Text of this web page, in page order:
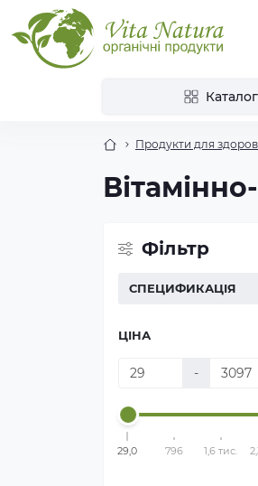
Каталог
Продукти для
Фільтр
СПЕЦИФИКАЦІЯ
ЦІНА
-
29,0 796 1,6 тис.